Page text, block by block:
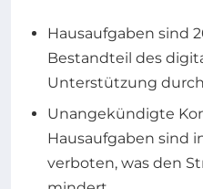
Hausaufgaben sind
Bestandteil des
Unterstützung
Unangekündigte
Hausaufgaben sind
verboten, was den